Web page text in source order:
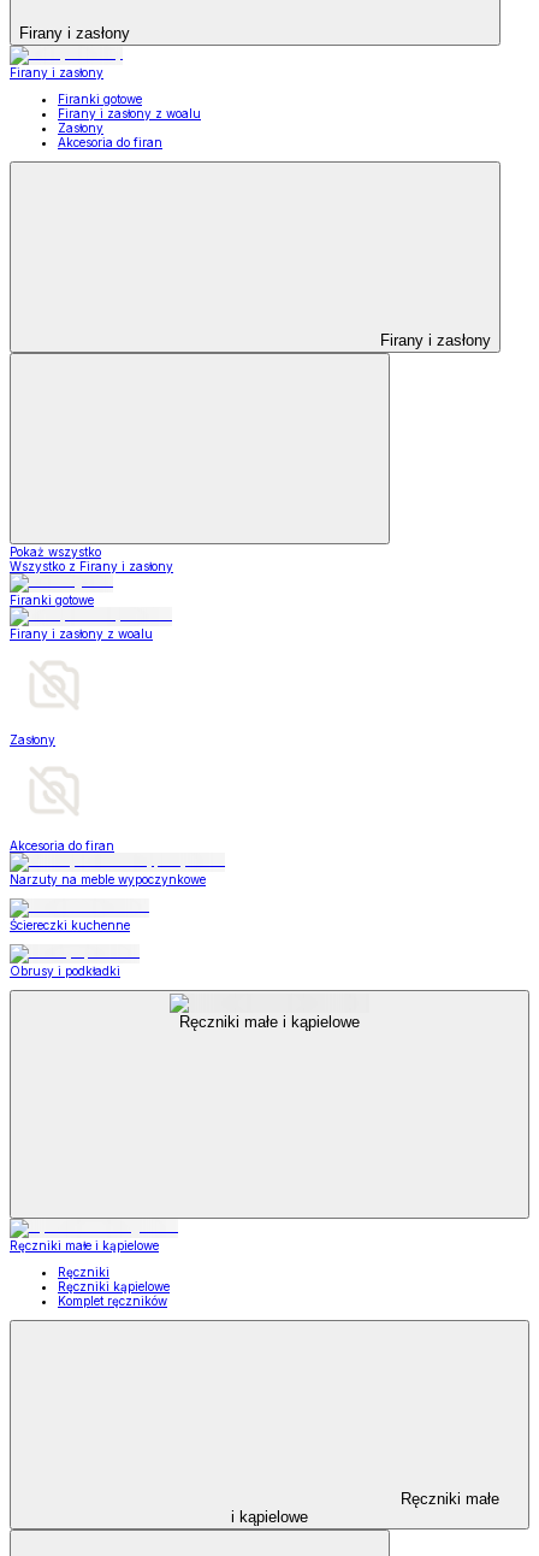
Firany i zasłony
Firany i zasłony
Firanki gotowe
Firany i zasłony z woalu
Zasłony
Akcesoria do firan
Firany i zasłony
Pokaż wszystko
Wszystko z Firany i zasłony
Firanki gotowe
Firany i zasłony z woalu
Zasłony
Akcesoria do firan
Narzuty na meble wypoczynkowe
Ściereczki kuchenne
Obrusy i podkładki
Ręczniki małe i kąpielowe
Ręczniki małe i kąpielowe
Ręczniki
Ręczniki kąpielowe
Komplet ręczników
Ręczniki małe
i kąpielowe